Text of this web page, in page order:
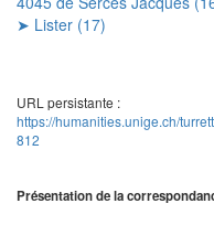
➤ Lister (17)
URL persistante :
https://humanities.unige.ch/
812
Présentation de la